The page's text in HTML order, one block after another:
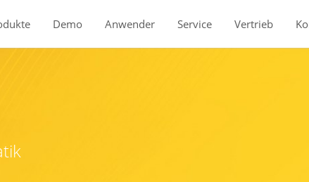
Demo Anwender Service Vertrieb
Produkte
BauStatik